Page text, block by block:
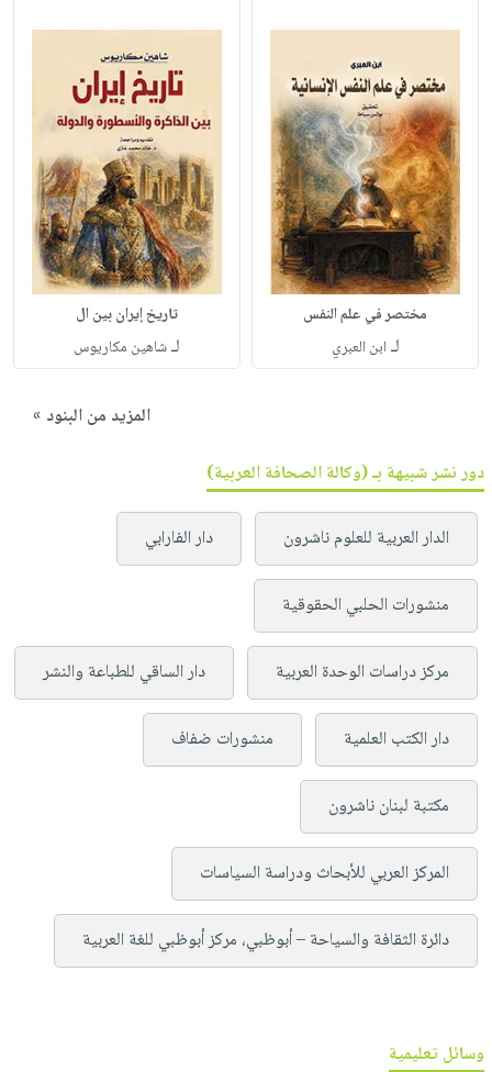
مختصر في علم النفس
لـ ابن العبري
تاريخ إيران بين ال
لـشاهين مكاريوس
المزيد من البنود »
دور نشر شبيهة بـ (وكالة الصحافة العربية)
الدار العربية للعلوم ناشرون دار الفارابي
منشورات الحلبي الحقوقية
مركز دراسات الوحدة العربية دار الساقي للطباعة والنشر
دار الكتب العلمية منشورات ضفاف
مكتبة لبنان ناشرون
المركز العربي للأبحاث ودراسة السياسات
دائرة الثقافة والسياحة – أبوظبي، مركز أبوظبي للغة العربية
وسائل تعليمية